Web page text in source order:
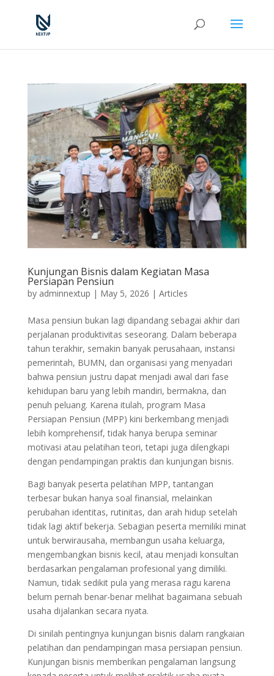
Kunjungan Bisnis dalam Kegiatan Masa
Persiapan Pensiun
by adminnextup | May 5, 2026 | Articles
Masa pensiun bukan lagi dipandang sebagai akhir dari
perjalanan produktivitas seseorang. Dalam beberapa
tahun terakhir, semakin banyak perusahaan, instansi
pemerintah, BUMN, dan organisasi yang menyadari
bahwa pensiun justru dapat menjadi awal dari fase
kehidupan baru yang lebih mandiri, bermakna, dan
penuh peluang. Karena itulah, program Masa
Persiapan Pensiun (MPP) kini berkembang menjadi
lebih komprehensif, tidak hanya berupa seminar
motivasi atau pelatihan teori, tetapi juga dilengkapi
dengan pendampingan praktis dan kunjungan bisnis.
Bagi banyak peserta pelatihan MPP, tantangan
terbesar bukan hanya soal finansial, melainkan
perubahan identitas, rutinitas, dan arah hidup setelah
tidak lagi aktif bekerja. Sebagian peserta memiliki minat
untuk berwirausaha, membangun usaha keluarga,
mengembangkan bisnis kecil, atau menjadi konsultan
berdasarkan pengalaman profesional yang dimiliki.
Namun, tidak sedikit pula yang merasa ragu karena
belum pernah benar-benar melihat bagaimana sebuah
usaha dijalankan secara nyata.
Di sinilah pentingnya kunjungan bisnis dalam rangkaian
pelatihan dan pendampingan masa persiapan pensiun.
Kunjungan bisnis memberikan pengalaman langsung